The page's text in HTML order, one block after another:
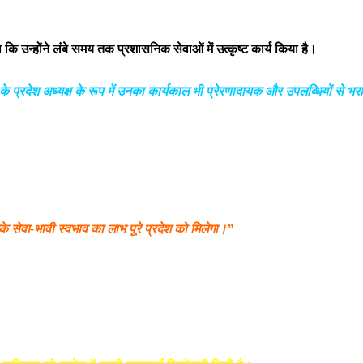
उन्होंने लंबे समय तक प्रशासनिक सेवाओं में उत्कृष्ट कार्य किया है।
प्रदेश अध्यक्ष के रूप में उनका कार्यकाल भी प्रेरणादायक और उपलब्धियों से
सेवा-भावी स्वभाव का लाभ पूरे प्रदेश को मिलेगा।”